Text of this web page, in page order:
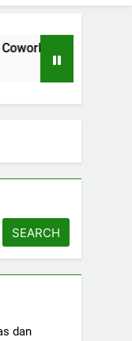
Space Instansi
SEARCH
dan